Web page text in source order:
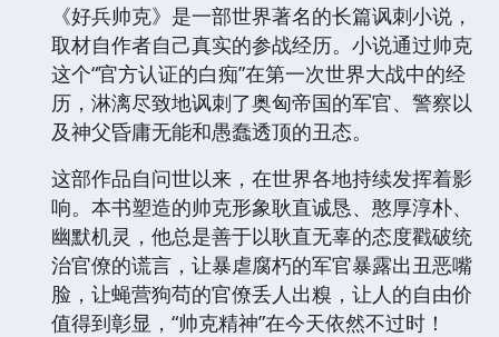
《好兵帅克》是一部世界著名的长篇讽刺小说，
取材自作者自己真实的参战经历。小说通过帅克
这个“官方认证的白痴”在第一次世界大战中的经
历，淋漓尽致地讽刺了奥匈帝国的军官、警察以
及神父昏庸无能和愚蠢透顶的丑态。
这部作品自问世以来，在世界各地持续发挥着影
响。本书塑造的帅克形象耿直诚恳、憨厚淳朴、
幽默机灵，他总是善于以耿直无辜的态度戳破统
治官僚的谎言，让暴虐腐朽的军官暴露出丑恶嘴
脸，让蝇营狗苟的官僚丢人出糗，让人的自由价
值得到彰显，“帅克精神”在今天依然不过时！